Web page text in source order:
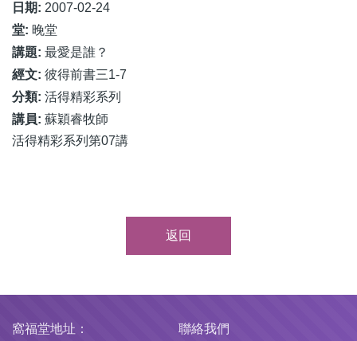
日期: 2007-02-24
堂: 晚堂
講題: 最愛是誰？
經文: 彼得前書三1-7
分類: 活得精彩系列
講員: 蘇穎睿牧師
活得精彩系列第07講
返回
窩福堂地址： 聯絡我們